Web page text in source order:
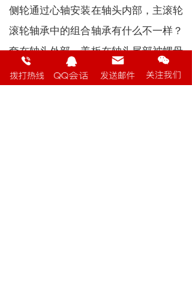
侧轮通过心轴安装在轴头内部，主滚轮
滚轮轴承中的组合轴承有什么不一样？
套在轴头外部，盖板在轴头尾部被螺母
固定，最终把几个部分固定在一起。